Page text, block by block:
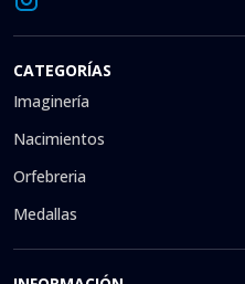
CATEGORÍAS
Imaginería
Nacimientos
Orfebreria
Medallas